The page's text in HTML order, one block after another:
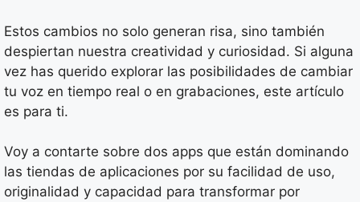
Estos cambios no solo generan risa, sino también
despiertan nuestra creatividad y curiosidad. Si alguna
vez has querido explorar las posibilidades de cambiar
tu voz en tiempo real o en grabaciones, este artículo
es para ti.
Voy a contarte sobre dos apps que están dominando
las tiendas de aplicaciones por su facilidad de uso,
originalidad y capacidad para transformar por